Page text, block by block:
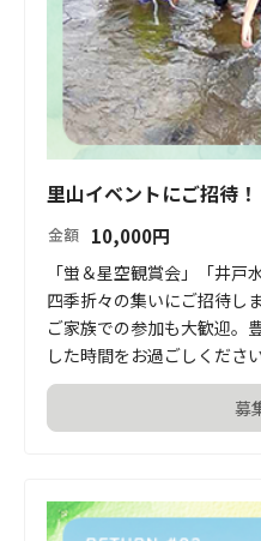
里山イベントにご招待！
金額 10,000円
「蛍＆星空観賞会」「井戸
四季折々の集いにご招待しま
ご家族での参加も大歓迎。
した時間をお過ごしください
募